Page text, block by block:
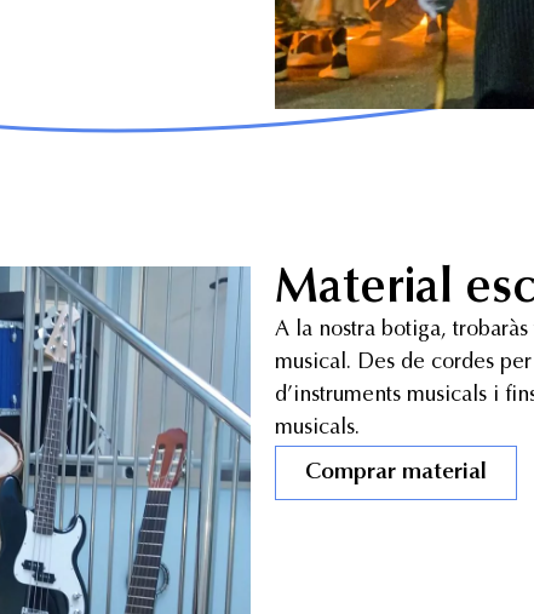
Material
A la nostra botiga,
musical. Des de cordes
d’instruments musicals i
musicals.
Comprar material